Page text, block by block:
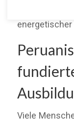
energetischer
Viele